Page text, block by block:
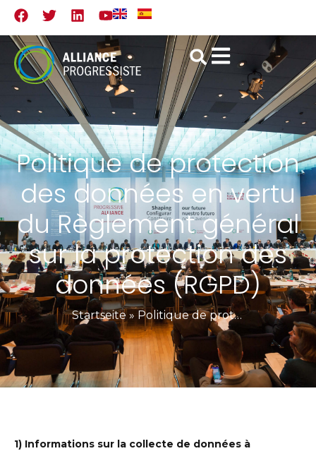
Politique de protection
des données en vertu
du Règlement général
sur la protection des
données (RGPD)
Startseite» Politique de protection des données en vertu du Règlement général sur la protection des données (RGPD)
1) Informations sur la collecte de données à